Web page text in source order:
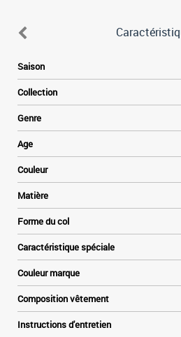
Saison
Collection
Genre
Age
Couleur
Matière
Forme du col
Caractéristique spéciale
Couleur marque
Composition vêtement
Instructions d'entretien